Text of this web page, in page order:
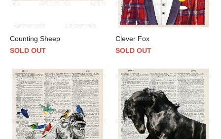
Counting Sheep
SOLD OUT
Clever Fox
SOLD OUT